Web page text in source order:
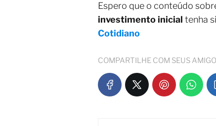
Espero que o conteúdo
investimento inicial tenha
Cotidiano
COMPARTILHE COM SEUS